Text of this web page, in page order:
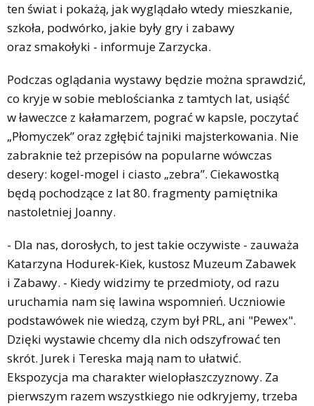
ten świat i pokażą, jak wyglądało wtedy mieszkanie,
szkoła, podwórko, jakie były gry i zabawy
oraz smakołyki - informuje Zarzycka.
Podczas oglądania wystawy będzie można sprawdzić,
co kryje w sobie meblościanka z tamtych lat, usiąść
w ławeczce z kałamarzem, pograć w kapsle, poczytać
„Płomyczek” oraz zgłębić tajniki majsterkowania. Nie
zabraknie też przepisów na popularne wówczas
desery: kogel-mogel i ciasto „zebra”. Ciekawostką
będą pochodzące z lat 80. fragmenty pamiętnika
nastoletniej Joanny.
- Dla nas, dorosłych, to jest takie oczywiste - zauważa
Katarzyna Hodurek-Kiek, kustosz Muzeum Zabawek
i Zabawy. - Kiedy widzimy te przedmioty, od razu
uruchamia nam się lawina wspomnień. Uczniowie
podstawówek nie wiedzą, czym był PRL, ani "Pewex".
Dzięki wystawie chcemy dla nich odszyfrować ten
skrót. Jurek i Tereska mają nam to ułatwić.
Ekspozycja ma charakter wielopłaszczyznowy. Za
pierwszym razem wszystkiego nie odkryjemy, trzeba